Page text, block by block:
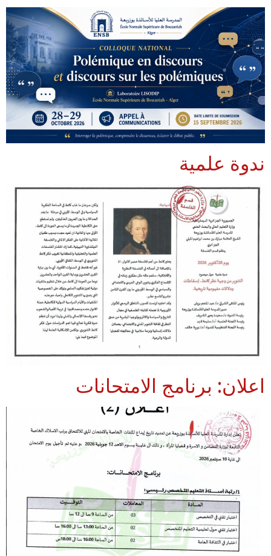
ندوة علمية
اعلان: برنامج الامتحانات